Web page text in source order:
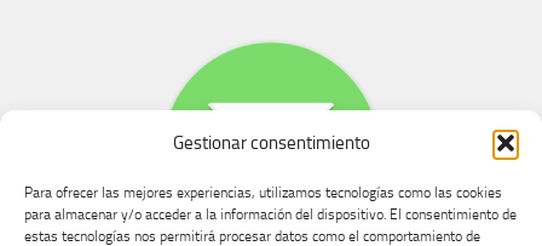
Gestionar consentimiento
Para ofrecer las mejores experiencias, utilizamos tecnologías como las cookies
para almacenar y/o acceder a la información del dispositivo. El consentimiento de
estas tecnologías nos permitirá procesar datos como el comportamiento de